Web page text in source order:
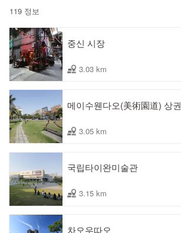
119 정보
중신 시장
3.03 km
메이수웬다오(美術園道) 상권
3.05 km
국립타이완미술관
3.15 km
차오우따오